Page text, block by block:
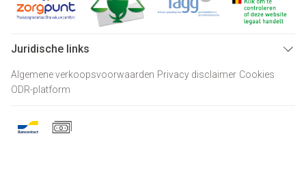
Juridische links
Algemene verkoopsvoorwaarden Privacy disclaimer Cookies
ODR-platform